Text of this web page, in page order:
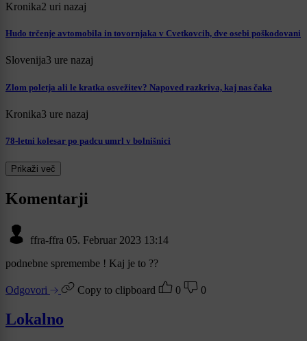
Kronika2 uri nazaj
Hudo trčenje avtomobila in tovornjaka v Cvetkovcih, dve osebi poškodovani
Slovenija3 ure nazaj
Zlom poletja ali le kratka osvežitev? Napoved razkriva, kaj nas čaka
Kronika3 ure nazaj
78-letni kolesar po padcu umrl v bolnišnici
Prikaži več
Komentarji
ffra-ffra 05. Februar 2023 13:14
podnebne spremembe ! Kaj je to ??
Odgovori Copy to clipboard 0 0
Lokalno